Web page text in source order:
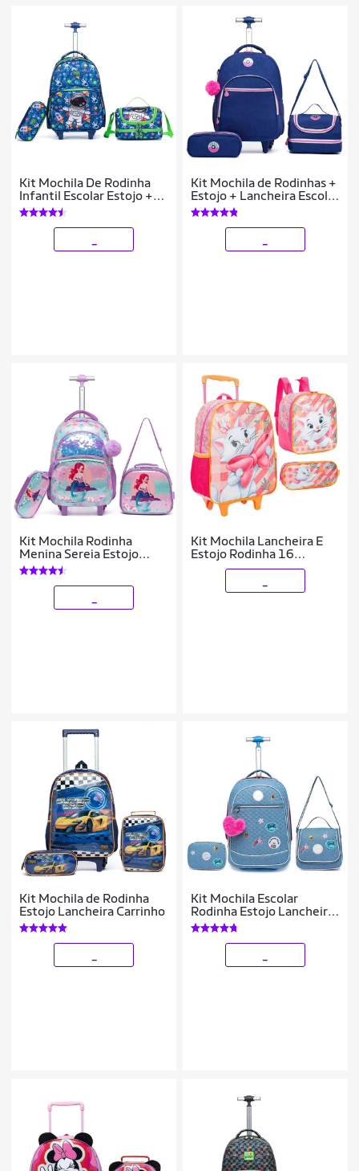
Kit Mochila De Rodinha
Infantil Escolar Estojo +
Lancheira
Kit Mochila de Rodinhas +
Estojo + Lancheira Escolar
Spector Infantil
Kit Mochila Rodinha
Menina Sereia Estojo
Organizador Lancheira
Térmica 27 Litros
Kit Mochila Lancheira E
Estojo Rodinha 16
Polegadas Infantil
Kit Mochila de Rodinha
Estojo Lancheira Carrinho
Kit Mochila Escolar
Rodinha Estojo Lancheira
Divertida